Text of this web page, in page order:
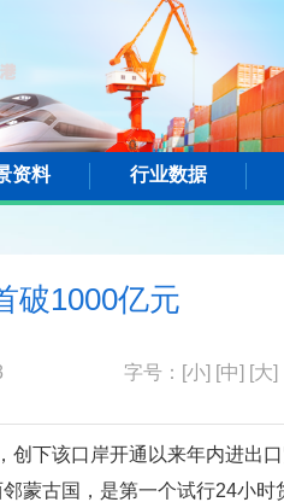
资料 行业数据
破1000亿元
字号： [小] [中] [大]
下该口岸开通以来年内进出口
蒙古国，是第一个试行24小时